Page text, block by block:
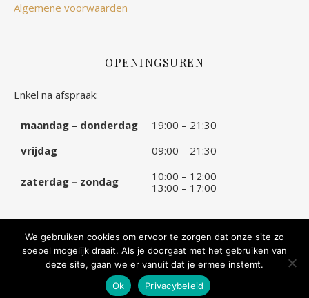
Algemene voorwaarden
OPENINGSUREN
Enkel na afspraak:
maandag – donderdag
19:00 – 21:30
vrijdag
09:00 – 21:30
zaterdag – zondag
10:00 – 12:00
13:00 – 17:00
© 2026 Stitch Perfect by Dora
We gebruiken cookies om ervoor te zorgen dat onze site zo
soepel mogelijk draait. Als je doorgaat met het gebruiken van
deze site, gaan we er vanuit dat je ermee instemt.
Ok
Privacybeleid